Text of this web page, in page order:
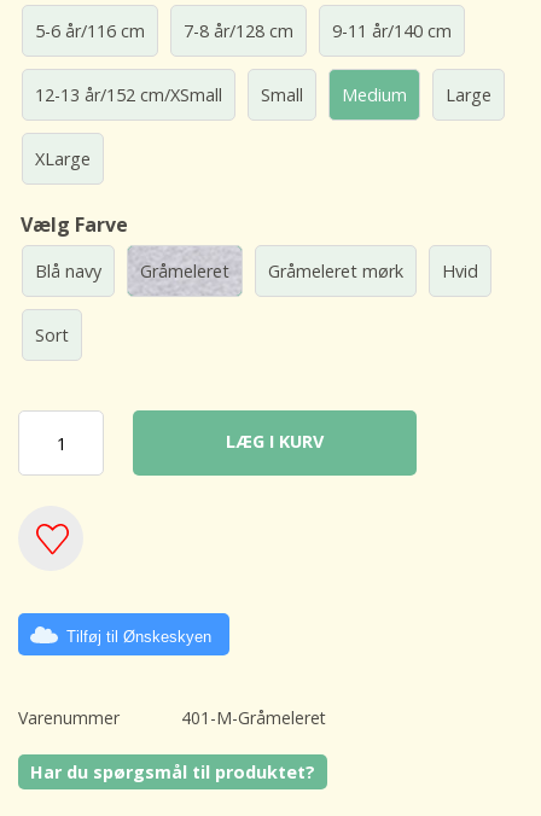
5-6 år/116 cm 7-8 år/128 cm 9-11 år/140 cm
12-13 år/152 cm/XSmall Small Medium Large
XLarge
Vælg Farve
Blå navy Gråmeleret Gråmeleret mørk Hvid
Sort
LÆG I KURV
Tilføj til Ønskeskyen
Varenummer 401-M-Gråmeleret
Har du spørgsmål til produktet?